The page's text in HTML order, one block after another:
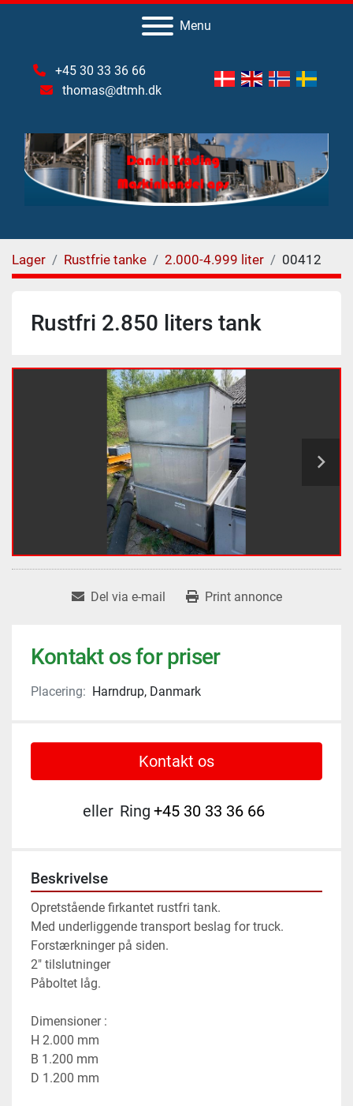
Menu
+45 30 33 36 66
thomas@dtmh.dk
Lager Rustfrie tanke 2.000-4.999 liter 00412
Rustfri 2.850 liters tank
Del via e-mail Print annonce
Kontakt os for priser
Placering: Harndrup, Danmark
Kontakt os
eller Ring +45 30 33 36 66
Beskrivelse
Opretstående firkantet rustfri tank.
Med underliggende transport beslag for truck.
Forstærkninger på siden.
2" tilslutninger
Påboltet låg.
Dimensioner :
H 2.000 mm
B 1.200 mm
D 1.200 mm